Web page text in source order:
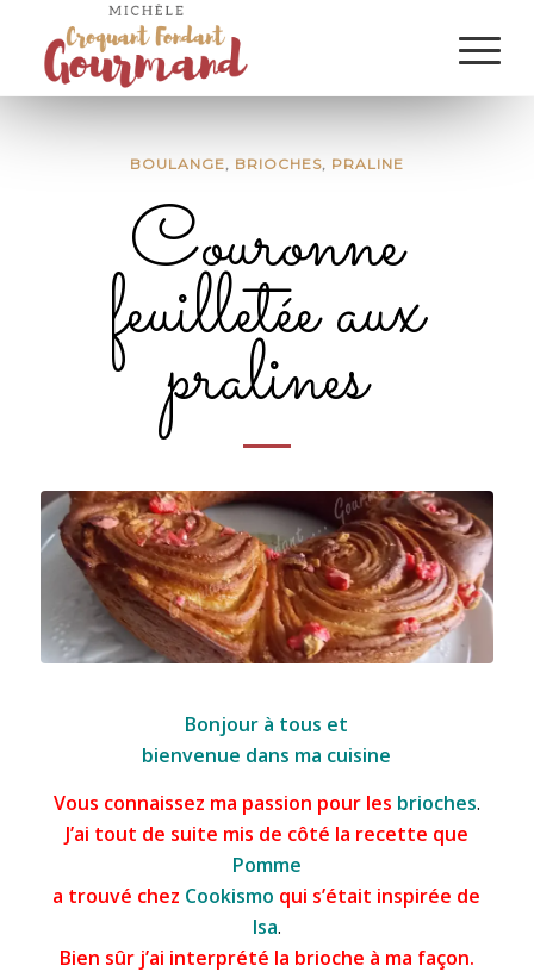
BOULANGE, BRIOCHES, PRALINE
Couronne
feuilletée aux
pralines
Bonjour à tous et
bienvenue dans ma cuisine
Vous connaissez ma passion pour les brioches.
J’ai tout de suite mis de côté la recette que
Pomme
a trouvé chez Cookismo qui s’était inspirée de
Isa.
Bien sûr j’ai interprété la brioche à ma façon.